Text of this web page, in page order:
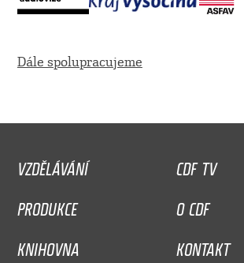
Dále spolupracujeme
VZDĚLÁVÁNÍ
CDF TV
PRODUKCE
O CDF
KNIHOVNA
KONTAKT